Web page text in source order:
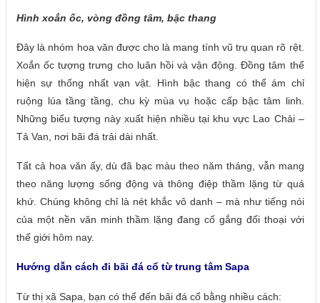
Hình xoắn ốc, vòng đồng tâm, bậc thang
Đây là nhóm hoa văn được cho là mang tính vũ trụ quan rõ rệt.
Xoắn ốc tượng trưng cho luân hồi và vận động. Đồng tâm thể
hiện sự thống nhất vạn vật. Hình bậc thang có thể ám chỉ
ruộng lúa tầng tầng, chu kỳ mùa vụ hoặc cấp bậc tâm linh.
Những biểu tượng này xuất hiện nhiều tại khu vực Lao Chải –
Tả Van, nơi bãi đá trải dài nhất.
Tất cả hoa văn ấy, dù đã bạc màu theo năm tháng, vẫn mang
theo năng lượng sống động và thông điệp thầm lặng từ quá
khứ. Chúng không chỉ là nét khắc vô danh – mà như tiếng nói
của một nền văn minh thầm lặng đang cố gắng đối thoại với
thế giới hôm nay.
Hướng dẫn cách đi bãi đá cổ từ trung tâm Sapa
Từ thị xã Sapa, bạn có thể đến bãi đá cổ bằng nhiều cách: